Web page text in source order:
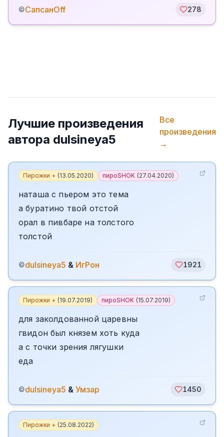
©СапсанOff 278
Лучшие произведения
автора dulsineya5
Все
произведения
→
Пирожки + (13.05.2020) пироSHOK (27.04.2020)
наташа с пьером это тема
а буратино твой отстой
орал в пивбаре на толстого
толстой
©dulsineya5 & ИгРон 1921
Пирожки + (19.07.2019) пироSHOK (15.07.2019)
для заколдованной царевны
гвидон был князем хоть куда
а с точки зрения лягушки
еда
©dulsineya5 & Умзар 1450
Пирожки + (25.08.2022)